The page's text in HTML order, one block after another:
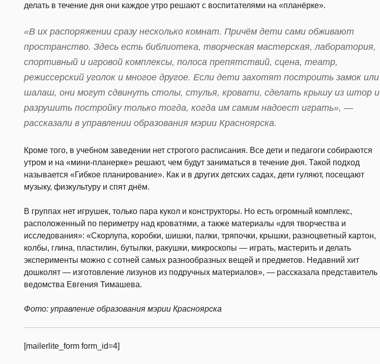
делать в течение дня они каждое утро решают с воспитателями на «планёрке».
«В их распоряжении сразу несколько комнат. Причём дети сами обживают
пространство. Здесь есть библиотека, творческая мастерская, лаборатория,
спортивный и игровой комплексы, полоса препятствий, сцена, театр,
режиссерский уголок и многое другое. Если дети захотят построить замок или
шалаш, они могут сдвинуть столы, стулья, кровати, сделать крышу из штор и
разрушить постройку только тогда, когда им самим надоест играть», —
рассказали в управлении образования мэрии Красноярска.
Кроме того, в учебном заведении нет строгого расписания. Все дети и педагоги собираются
утром и на «мини-планерке» решают, чем будут заниматься в течение дня. Такой подход
называется «Гибкое планирование». Как и в других детских садах, дети гуляют, посещают
музыку, физкультуру и спят днём.
В группах нет игрушек, только пара кукол и конструкторы. Но есть огромный комплекс,
расположенный по периметру над кроватями, а также материалы «для творчества и
исследования»: «Скорлупа, коробки, шишки, палки, тряпочки, крышки, разноцветный картон,
колбы, глина, пластилин, бутылки, ракушки, микроскопы — играть, мастерить и делать
эксперименты можно с сотней самых разнообразных вещей и предметов. Недавний хит
дошколят — изготовление лизунов из подручных материалов», — рассказала представитель
ведомства Евгения Тимашева.
Фото: управление образования мэрии Красноярска
[mailerlite_form form_id=4]